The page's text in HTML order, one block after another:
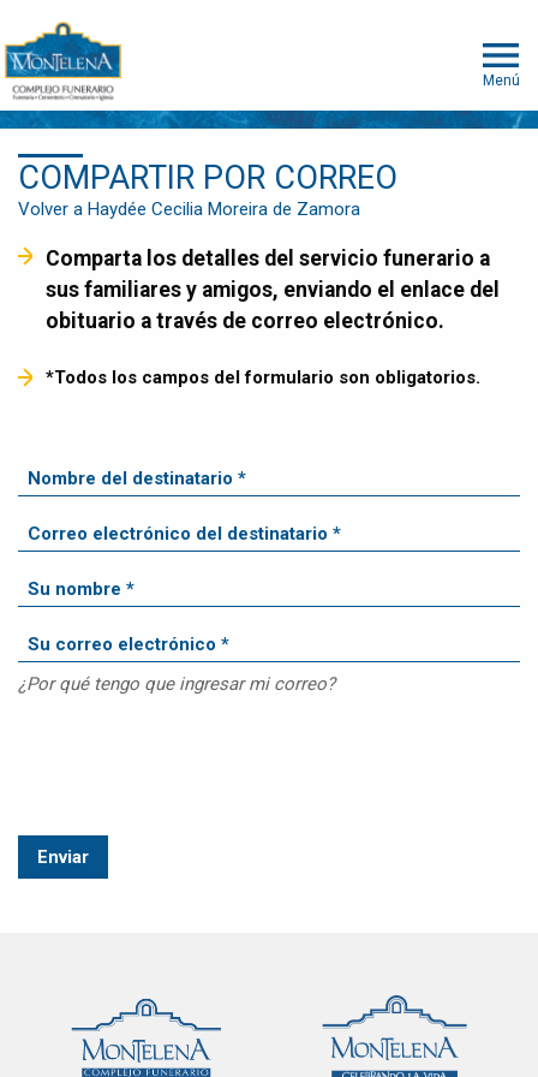
Menú
COMPARTIR POR CORREO
Volver a Haydée Cecilia Moreira de Zamora
Comparta los detalles del servicio funerario a
sus familiares y amigos, enviando el enlace del
obituario a través de correo electrónico.
*Todos los campos del formulario son obligatorios.
¿Por qué tengo que ingresar mi correo?